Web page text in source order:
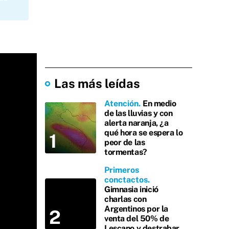
Las más leídas
Atención En medio
de las lluvias y con
alerta naranja, ¿a
qué hora se espera lo
peor de las
tormentas?
Primeros
conctactos
Gimnasia inició
charlas con
Argentinos por la
venta del 50% de